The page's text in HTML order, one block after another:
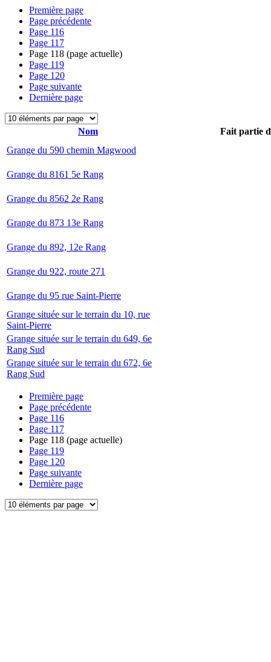
Première page
Page précédente
Page 116
Page 117
Page 118 (page actuelle)
Page 119
Page 120
Page suivante
Dernière page
Nom
Fait partie
Grange du 590 chemin Magwood
Grange du 8161 5e Rang
Grange du 8562 2e Rang
Grange du 873 13e Rang
Grange du 892, 12e Rang
Grange du 922, route 271
Grange du 95 rue Saint-Pierre
Grange située sur le terrain du 10, rue
Saint-Pierre
Grange située sur le terrain du 649, 6e
Rang Sud
Grange située sur le terrain du 672, 6e
Rang Sud
Première page
Page précédente
Page 116
Page 117
Page 118 (page actuelle)
Page 119
Page 120
Page suivante
Dernière page